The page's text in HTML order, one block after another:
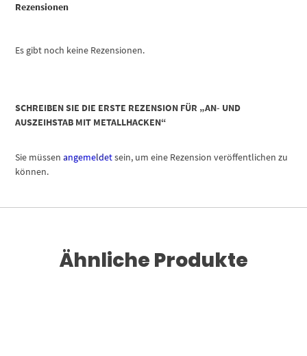
Rezensionen
Es gibt noch keine Rezensionen.
SCHREIBEN SIE DIE ERSTE REZENSION FÜR „AN- UND
AUSZEIHSTAB MIT METALLHACKEN“
Sie müssenangemeldetsein, um eine Rezension veröffentlichen zu
können.
Ähnliche Produkte